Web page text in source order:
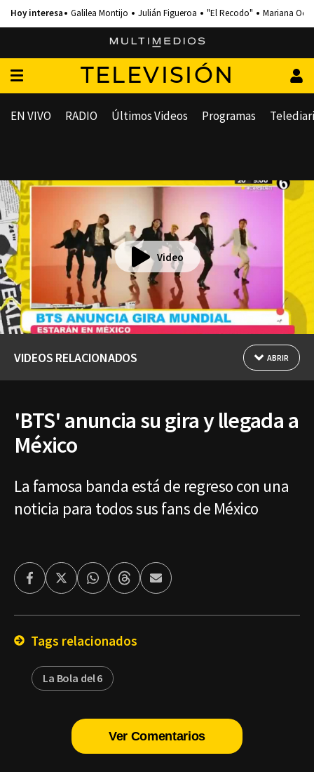
Galilea Montijo Julián Figueroa "El Recodo" Mariana
TELEVISIÓN
EN VIVO RADIO Últimos Videos Programas
Video
VIDEOS RELACIONADOS ABRIR
'BTS' anuncia su gira y llegada a
México
La famosa banda está de regreso con una
noticia para todos sus fans de México
FacebookTwitterWhatsappThreadsEnviar
por
Tags relacionados
La Bola del 6
Ver Comentarios